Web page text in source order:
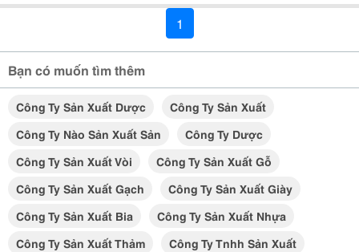
1
Bạn có muốn tìm thêm
Công Ty Sản Xuất Dược
Công Ty Sản Xuất
Công Ty Nào Sản Xuất Sản
Công Ty Dược
Công Ty Sản Xuất Vòi
Công Ty Sản Xuất Gỗ
Công Ty Sản Xuất Gạch
Công Ty Sản Xuất Giày
Công Ty Sản Xuất Bia
Công Ty Sản Xuất Nhựa
Công Ty Sản Xuất Thảm
Công Ty Tnhh Sản Xuất